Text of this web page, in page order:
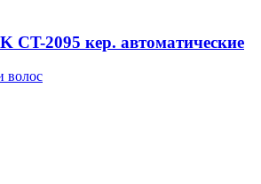
CT-2095 кер. автоматические
волос